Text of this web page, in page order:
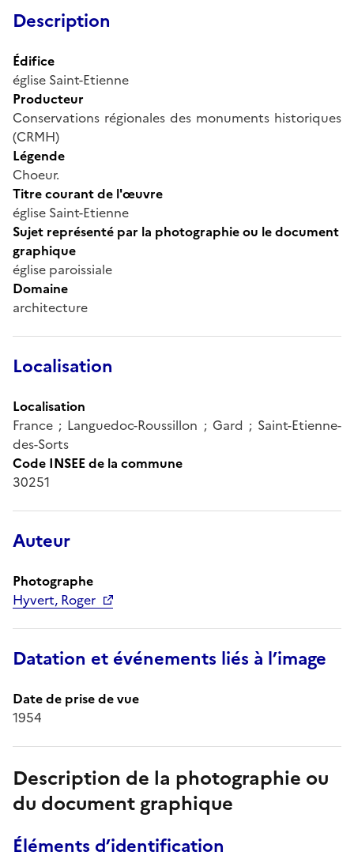
Description
Édifice
église Saint-Etienne
Producteur
Conservations régionales des monuments historiques
(CRMH)
Légende
Choeur.
Titre courant de l'œuvre
église Saint-Etienne
Sujet représenté par la photographie ou le document
graphique
église paroissiale
Domaine
architecture
Localisation
Localisation
France ; Languedoc-Roussillon ; Gard ; Saint-Etienne-
des-Sorts
Code INSEE de la commune
30251
Auteur
Photographe
Hyvert, Roger
Datation et événements liés à l’image
Date de prise de vue
1954
Description de la photographie ou
du document graphique
Éléments d’identification